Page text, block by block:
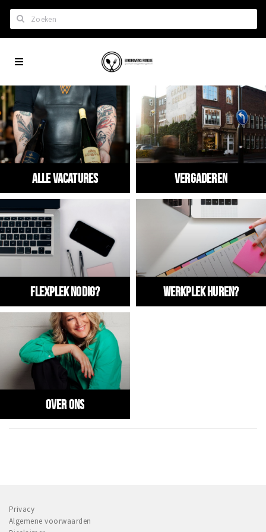
Home
Het laatste nieuws in Eindhoven
Lijstjes met Eindhoven tips
Roddels...
Restaurants en meer
Agenda
Hotels
Eindhovense Rondjes
Te koop en te huur
Aanbiedingen
Ook reclame maken?
Over Eindhovens Rondje
Inloggen
City
Alle vacatures Vergaderen
Flexplek nodig? Werkplek huren?
Over ons
Privacy
Algemene voorwaarden